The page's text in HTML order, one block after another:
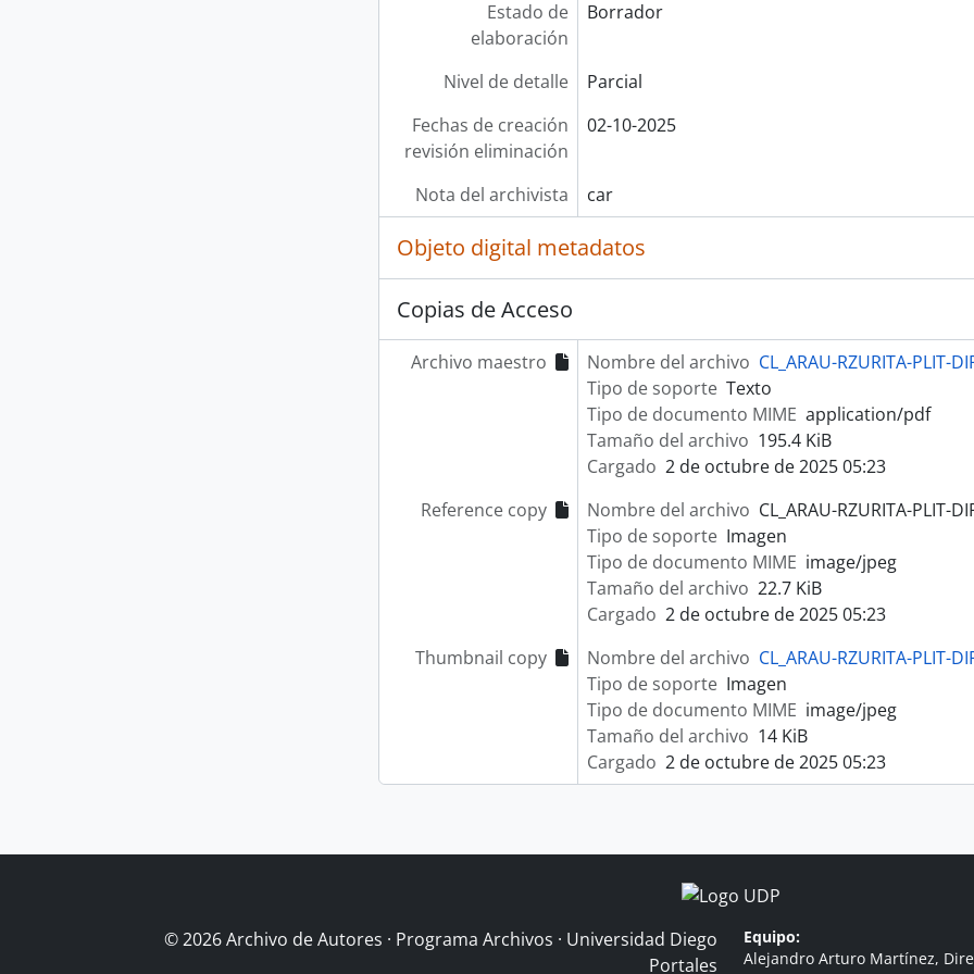
Estado de
elaboración
Borrador
Nivel de detalle
Parcial
Fechas de creación
revisión eliminación
02-10-2025
Nota del archivista car
Objeto digital metadatos
Copias de Acceso
Archivo maestro Nombre del archivo CL_ARAU-RZURITA-PLIT-
Tipo de soporte Texto
Tipo de documento MIME application/pdf
Tamaño del archivo 195.4 KiB
Cargado 2 de octubre de 2025 05:23
Reference copy
Nombre del archivo CL_ARAU-RZURITA-PLIT-
Tipo de soporte Imagen
Tipo de documento MIME image/jpeg
Tamaño del archivo 22.7 KiB
Cargado 2 de octubre de 2025 05:23
Thumbnail copy
Nombre del archivo CL_ARAU-RZURITA-PLIT-
Tipo de soporte Imagen
Tipo de documento MIME image/jpeg
Tamaño del archivo 14 KiB
Cargado 2 de octubre de 2025 05:23
© 2026 Archivo de Autores · Programa Archivos · Universidad Diego
Portales
Equipo:
Alejandro Arturo Martínez,